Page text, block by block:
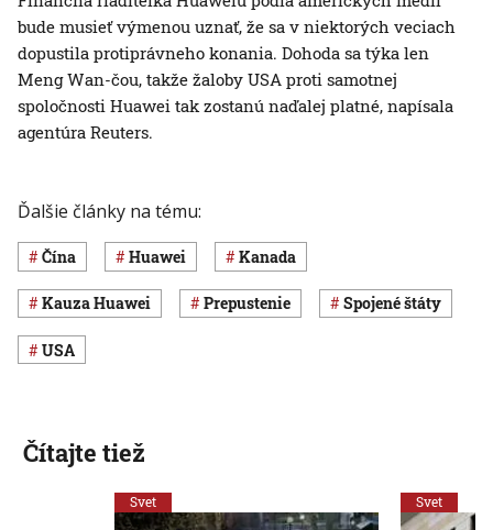
bude musieť výmenou uznať, že sa v niektorých veciach
dopustila protiprávneho konania. Dohoda sa týka len
Meng Wan-čou, takže žaloby USA proti samotnej
spoločnosti Huawei tak zostanú naďalej platné, napísala
agentúra Reuters.
Ďalšie články na tému:
Čína Huawei Kanada
kauza Huawei prepustenie Spojené štáty
USA
Čítajte tiež
Svet Svet